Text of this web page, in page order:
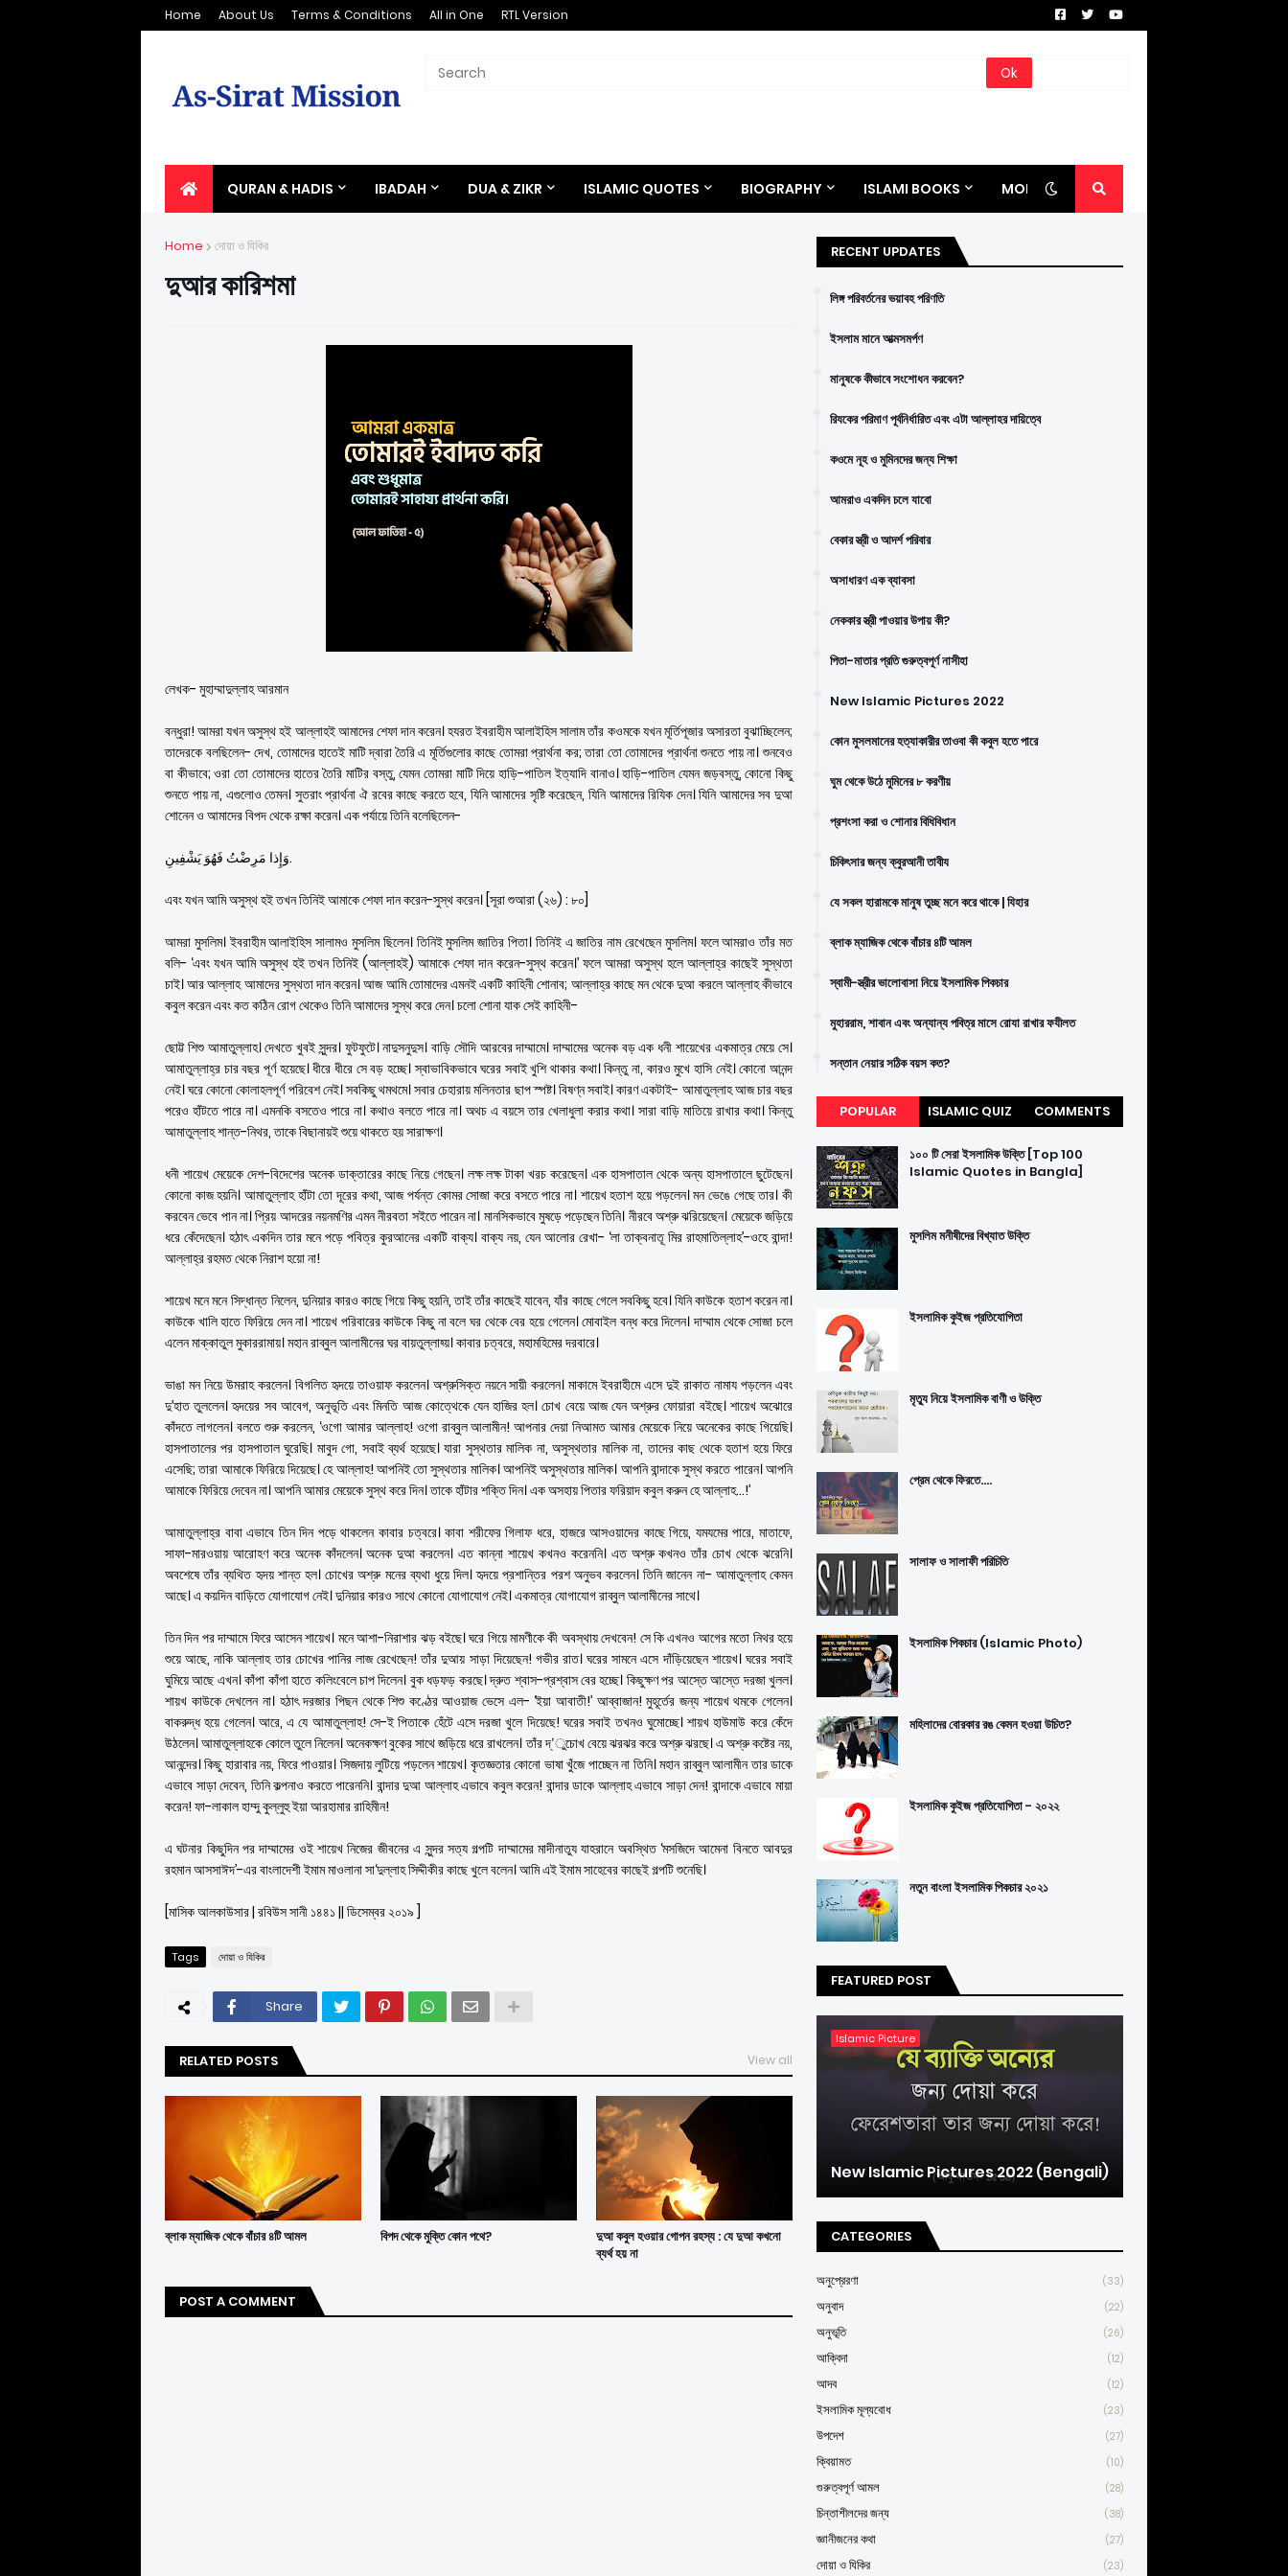
Home About Us Terms & Conditions All in One RTL Version
QURAN & HADIS IBADAH DUA & ZIKR ISLAMIC QUOTES BIOGRAPHY ISLAMI BOOKS MORE
Home দোয়া ও যিকির
দুআর কারিশমা
লেখক- মুহাম্মাদুল্লাহ আরমান
বন্ধুরা! আমরা যখন অসুস্থ হই আল্লাহই আমাদের শেফা দান করেন। হযরত ইবরাহীম আলাইহিস সালাম তাঁর কওমকে যখন মূর্তিপূজার অসারতা বুঝাচ্ছিলেন;
তাদেরকে বলছিলেন- দেখ, তোমাদের হাতেই মাটি দ্বারা তৈরি এ মূর্তিগুলোর কাছে তোমরা প্রার্থনা কর; তারা তো তোমাদের প্রার্থনা শুনতে পায় না। শুনবেও
বা কীভাবে; ওরা তো তোমাদের হাতের তৈরি মাটির বস্তু, যেমন তোমরা মাটি দিয়ে হাড়ি-পাতিল ইত্যাদি বানাও। হাড়ি-পাতিল যেমন জড়বস্তু, কোনো কিছু
শুনতে পায় না, এগুলোও তেমন। সুতরাং প্রার্থনা ঐ রবের কাছে করতে হবে, যিনি আমাদের সৃষ্টি করেছেন, যিনি আমাদের রিযিক দেন। যিনি আমাদের সব দুআ
শোনেন ও আমাদের বিপদ থেকে রক্ষা করেন। এক পর্যায়ে তিনি বলেছিলেন-
وَإِذا مَرِضْتُ فَهُوَ يَشْفِينِ.
এবং যখন আমি অসুস্থ হই তখন তিনিই আমাকে শেফা দান করেন-সুস্থ করেন। [সূরা শুআরা (২৬) : ৮০]
আমরা মুসলিম। ইবরাহীম আলাইহিস সালামও মুসলিম ছিলেন। তিনিই মুসলিম জাতির পিতা। তিনিই এ জাতির নাম রেখেছেন মুসলিম। ফলে আমরাও তাঁর মত
বলি- ‘এবং যখন আমি অসুস্থ হই তখন তিনিই (আল্লাহই) আমাকে শেফা দান করেন-সুস্থ করেন।’ ফলে আমরা অসুস্থ হলে আল্লাহ্র কাছেই সুস্থতা
চাই। আর আল্লাহ আমাদের সুস্থতা দান করেন। আজ আমি তোমাদের এমনই একটি কাহিনী শোনাব; আল্লাহ্র কাছে মন থেকে দুআ করলে আল্লাহ কীভাবে
কবুল করেন এবং কত কঠিন রোগ থেকেও তিনি আমাদের সুস্থ করে দেন। চলো শোনা যাক সেই কাহিনী-
ছোট্ট শিশু আমাতুল্লাহ। দেখতে খুবই সুন্দর। ফুটফুটে। নাদুসনুদুস। বাড়ি সৌদি আরবের দাম্মামে। দাম্মামের অনেক বড় এক ধনী শায়েখের একমাত্র মেয়ে সে।
আমাতুল্লাহ্র চার বছর পূর্ণ হয়েছে। ধীরে ধীরে সে বড় হচ্ছে। স্বাভাবিকভাবে ঘরের সবাই খুশি থাকার কথা। কিন্তু না, কারও মুখে হাসি নেই। কোনো আনন্দ
নেই। ঘরে কোনো কোলাহলপূর্ণ পরিবেশ নেই। সবকিছু থমথমে। সবার চেহারায় মলিনতার ছাপ স্পষ্ট। বিষণ্ন সবাই। কারণ একটাই- আমাতুল্লাহ আজ চার বছর
পরেও হাঁটতে পারে না। এমনকি বসতেও পারে না। কথাও বলতে পারে না। অথচ এ বয়সে তার খেলাধুলা করার কথা। সারা বাড়ি মাতিয়ে রাখার কথা। কিন্তু
আমাতুল্লাহ শান্ত-নিথর, তাকে বিছানায়ই শুয়ে থাকতে হয় সারাক্ষণ।
ধনী শায়েখ মেয়েকে দেশ-বিদেশের অনেক ডাক্তারের কাছে নিয়ে গেছেন। লক্ষ লক্ষ টাকা খরচ করেছেন। এক হাসপাতাল থেকে অন্য হাসপাতালে ছুটেছেন।
কোনো কাজ হয়নি। আমাতুল্লাহ হাঁটা তো দূরের কথা, আজ পর্যন্ত কোমর সোজা করে বসতে পারে না। শায়েখ হতাশ হয়ে পড়লেন। মন ভেঙে গেছে তার। কী
করবেন ভেবে পান না। প্রিয় আদরের নয়নমণির এমন নীরবতা সইতে পারেন না। মানসিকভাবে মুষড়ে পড়েছেন তিনি। নীরবে অশ্রু ঝরিয়েছেন। মেয়েকে জড়িয়ে
ধরে কেঁদেছেন। হঠাৎ একদিন তার মনে পড়ে পবিত্র কুরআনের একটি বাক্য। বাক্য নয়, যেন আলোর রেখা- ‘লা তাক্বনাতূ মির রাহমাতিল্লাহ’-ওহে বান্দা!
আল্লাহ্র রহমত থেকে নিরাশ হয়ো না!
শায়েখ মনে মনে সিদ্ধান্ত নিলেন, দুনিয়ার কারও কাছে গিয়ে কিছু হয়নি, তাই তাঁর কাছেই যাবেন, যাঁর কাছে গেলে সবকিছু হবে। যিনি কাউকে হতাশ করেন না।
কাউকে খালি হাতে ফিরিয়ে দেন না। শায়েখ পরিবারের কাউকে কিছু না বলে ঘর থেকে বের হয়ে গেলেন। মোবাইল বন্ধ করে দিলেন। দাম্মাম থেকে সোজা চলে
এলেন মাক্কাতুল মুকাররামায়। মহান রাব্বুল আলামীনের ঘর বায়তুল্লাহ্য়। কাবার চত্বরে, মহামহিমের দরবারে।
ভাঙা মন নিয়ে উমরাহ করলেন। বিগলিত হৃদয়ে তাওয়াফ করলেন। অশ্রুসিক্ত নয়নে সায়ী করলেন। মাকামে ইবরাহীমে এসে দুই রাকাত নামায পড়লেন এবং
দু’হাত তুললেন। হৃদয়ের সব আবেগ, অনুভূতি এবং মিনতি আজ কোত্থেকে যেন হাজির হল। চোখ বেয়ে আজ যেন অশ্রুর ফোয়ারা বইছে। শায়েখ অঝোরে
কাঁদতে লাগলেন। বলতে শুরু করলেন, ‘ওগো আমার আল্লাহ! ওগো রাব্বুল আলামীন! আপনার দেয়া নিআমত আমার মেয়েকে নিয়ে অনেকের কাছে গিয়েছি।
হাসপাতালের পর হাসপাতাল ঘুরেছি। মাবুদ গো, সবাই ব্যর্থ হয়েছে। যারা সুস্থতার মালিক না, অসুস্থতার মালিক না, তাদের কাছ থেকে হতাশ হয়ে ফিরে
এসেছি; তারা আমাকে ফিরিয়ে দিয়েছে। হে আল্লাহ! আপনিই তো সুস্থতার মালিক। আপনিই অসুস্থতার মালিক। আপনি বান্দাকে সুস্থ করতে পারেন। আপনি
আমাকে ফিরিয়ে দেবেন না। আপনি আমার মেয়েকে সুস্থ করে দিন। তাকে হাঁটার শক্তি দিন। এক অসহায় পিতার ফরিয়াদ কবুল করুন হে আল্লাহ...!’
আমাতুল্লাহ্র বাবা এভাবে তিন দিন পড়ে থাকলেন কাবার চত্বরে। কাবা শরীফের গিলাফ ধরে, হাজরে আসওয়াদের কাছে গিয়ে, যমযমের পারে, মাতাফে,
সাফা-মারওয়ায় আরোহণ করে অনেক কাঁদলেন। অনেক দুআ করলেন। এত কান্না শায়েখ কখনও করেননি। এত অশ্রু কখনও তাঁর চোখ থেকে ঝরেনি।
অবশেষে তাঁর ব্যথিত হৃদয় শান্ত হল। চোখের অশ্রু মনের ব্যথা ধুয়ে দিল। হৃদয়ে প্রশান্তির পরশ অনুভব করলেন। তিনি জানেন না- আমাতুল্লাহ কেমন
আছে। এ কয়দিন বাড়িতে যোগাযোগ নেই। দুনিয়ার কারও সাথে কোনো যোগাযোগ নেই। একমাত্র যোগাযোগ রাব্বুল আলামীনের সাথে।
তিন দিন পর দাম্মামে ফিরে আসেন শায়েখ। মনে আশা-নিরাশার ঝড় বইছে। ঘরে গিয়ে মামণীকে কী অবস্থায় দেখবেন! সে কি এখনও আগের মতো নিথর হয়ে
শুয়ে আছে, নাকি আল্লাহ তার চোখের পানির লাজ রেখেছেন! তাঁর দুআয় সাড়া দিয়েছেন! গভীর রাত। ঘরের সামনে এসে দাঁড়িয়েছেন শায়েখ। ঘরের সবাই
ঘুমিয়ে আছে এখন। কাঁপা কাঁপা হাতে কলিংবেলে চাপ দিলেন। বুক ধড়ফড় করছে। দ্রুত শ্বাস-প্রশ্বাস বের হচ্ছে। কিছুক্ষণ পর আস্তে আস্তে দরজা খুলল।
শায়খ কাউকে দেখলেন না। হঠাৎ দরজার পিছন থেকে শিশু কণ্ঠের আওয়াজ ভেসে এল- ‘ইয়া আবাতী!’ আব্বাজান! মুহূর্তের জন্য শায়েখ থমকে গেলেন।
বাকরুদ্ধ হয়ে গেলেন। আরে, এ যে আমাতুল্লাহ! সে-ই পিতাকে হেঁটে এসে দরজা খুলে দিয়েছে! ঘরের সবাই তখনও ঘুমোচ্ছে। শায়খ হাউমাউ করে কেঁদে
উঠলেন। আমাতুল্লাহকে কোলে তুলে নিলেন। অনেকক্ষণ বুকের সাথে জড়িয়ে ধরে রাখলেন। তাঁর দ্’ুচোখ বেয়ে ঝরঝর করে অশ্রু ঝরছে। এ অশ্রু কষ্টের নয়,
আনন্দের। কিছু হারাবার নয়, ফিরে পাওয়ার। সিজদায় লুটিয়ে পড়লেন শায়েখ। কৃতজ্ঞতার কোনো ভাষা খুঁজে পাচ্ছেন না তিনি। মহান রাব্বুল আলামীন তার ডাকে
এভাবে সাড়া দেবেন, তিনি কল্পনাও করতে পারেননি। বান্দার দুআ আল্লাহ এভাবে কবুল করেন! বান্দার ডাকে আল্লাহ এভাবে সাড়া দেন! বান্দাকে এভাবে মায়া
করেন! ফা-লাকাল হাম্দু কুল্লুহু ইয়া আরহামার রাহিমীন!
এ ঘটনার কিছুদিন পর দাম্মামের ওই শায়েখ নিজের জীবনের এ সুন্দর সত্য গল্পটি দাম্মামের মাদীনাতুয যাহরানে অবস্থিত ‘মসজিদে আমেনা বিনতে আবদুর
রহমান আসসাঈদ’-এর বাংলাদেশী ইমাম মাওলানা সা‘দুল্লাহ সিদ্দীকীর কাছে খুলে বলেন। আমি এই ইমাম সাহেবের কাছেই গল্পটি শুনেছি।
[মাসিক আলকাউসার | রবিউস সানী ১৪৪১ || ডিসেম্বর ২০১৯ ]
Tags দোয়া ও যিকির
Share
RELATED POSTS View all
ব্লাক ম্যাজিক থেকে বাঁচার ৪টি আমল বিপদ থেকে মুক্তি কোন পথে?
দুআ কবুল হওয়ার গোপন রহস্য : যে দুআ কখনো
ব্যর্থ হয় না
POST A COMMENT
RECENT UPDATES
লিঙ্গ পরিবর্তনের ভয়াবহ পরিণতি
ইসলাম মানে আত্মসমর্পণ
মানুষকে কীভাবে সংশোধন করবেন?
রিযকের পরিমাণ পূর্বনির্ধারিত এবং এটা আল্লাহর দায়িত্বে
কওমে নূহ ও মুমিনদের জন্য শিক্ষা
আমরাও একদিন চলে যাবো
বেকার স্ত্রী ও আদর্শ পরিবার
অসাধারণ এক ব্যাবসা
নেককার স্ত্রী পাওয়ার উপায় কী?
পিতা-মাতার প্রতি গুরুত্বপূর্ণ নাসীহা
New Islamic Pictures 2022
কোন মুসলমানের হত্যাকারীর তাওবা কী কবুল হতে পারে
ঘুম থেকে উঠে মুমিনের ৮ করণীয়
প্রশংসা করা ও শোনার বিধিবিধান
চিকিৎসার জন্য ক্বুরআনী তাবীয
যে সকল হারামকে মানুষ তুচ্ছ মনে করে থাকে | যিহার
ব্লাক ম্যাজিক থেকে বাঁচার ৪টি আমল
স্বামী-স্ত্রীর ভালোবাসা নিয়ে ইসলামিক পিকচার
মুহাররাম, শাবান এবং অন্যান্য পবিত্র মাসে রোযা রাখার ফযীলত
সন্তান নেয়ার সঠিক বয়স কত?
POPULAR ISLAMIC QUIZ COMMENTS
১০০ টি সেরা ইসলামিক উক্তি [Top 100
Islamic Quotes in Bangla]
মুসলিম মনীষীদের বিখ্যাত উক্তি
ইসলামিক কুইজ প্রতিযোগিতা
মৃত্যু নিয়ে ইসলামিক বাণী ও উক্তি
প্রেম থেকে ফিরতে....
সালাফ ও সালাফী পরিচিতি
ইসলামিক পিকচার (Islamic Photo)
মহিলাদের বোরকার রঙ কেমন হওয়া উচিত?
ইসলামিক কুইজ প্রতিযোগিতা - ২০২২
নতুন বাংলা ইসলামিক পিকচার ২০২১
FEATURED POST
Islamic Picture
New Islamic Pictures 2022 (Bengali)
CATEGORIES
অনুপ্রেরণা (33)
অনুবাদ (22)
অনুভূতি (26)
আক্বিদা (12)
আদব (12)
ইসলামিক মূল্যবোধ (23)
উপদেশ (27)
ক্বিয়ামত (10)
গুরুত্বপূর্ণ আমল (28)
চিন্তাশীলদের জন্য (38)
জ্ঞানীজনের কথা (27)
দোয়া ও যিকির (23)